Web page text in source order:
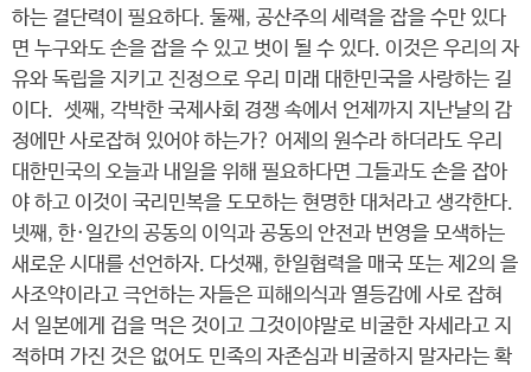
하는 결단력이 필요하다. 둘째, 공산주의 세력을 잡을 수만 있다
면 누구와도 손을 잡을 수 있고 벗이 될 수 있다. 이것은 우리의 자
유와 독립을 지키고 진정으로 우리 미래 대한민국을 사랑하는 길
이다. 셋째, 각박한 국제사회 경쟁 속에서 언제까지 지난날의 감
정에만 사로잡혀 있어야 하는가? 어제의 원수라 하더라도 우리
대한민국의 오늘과 내일을 위해 필요하다면 그들과도 손을 잡아
야 하고 이것이 국리민복을 도모하는 현명한 대처라고 생각한다.
넷째, 한·일간의 공동의 이익과 공동의 안전과 번영을 모색하는
새로운 시대를 선언하자. 다섯째, 한일협력을 매국 또는 제2의 을
사조약이라고 극언하는 자들은 피해의식과 열등감에 사로 잡혀
서 일본에게 겁을 먹은 것이고 그것이야말로 비굴한 자세라고 지
적하며 가진 것은 없어도 민족의 자존심과 비굴하지 말자라는 확